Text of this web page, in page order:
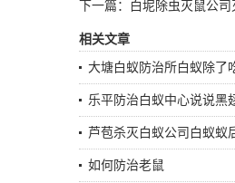
下一篇：
白坭除虫灭鼠公
相关文章
大塘白蚁防治所白蚁除了
乐平防治白蚁中心说说黑
芦苞杀灭白蚁公司白蚁蚁
如何防治老鼠